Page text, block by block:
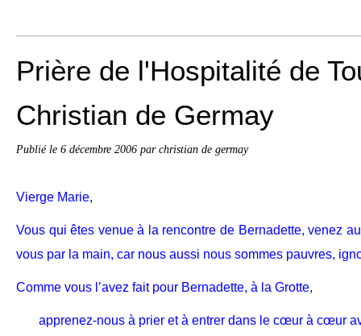
Prière de l'Hospitalité de
Christian de Germay
Publié le 6 décembre 2006 par christian de germay
Vierge Marie,
Vous qui êtes venue à la rencontre de Bernadette, venez
vous par la main, car nous aussi nous sommes pauvres,
Comme vous l’avez fait pour Bernadette, à la Grotte,
apprenez-nous à prier et à entrer dans le cœur à cœur